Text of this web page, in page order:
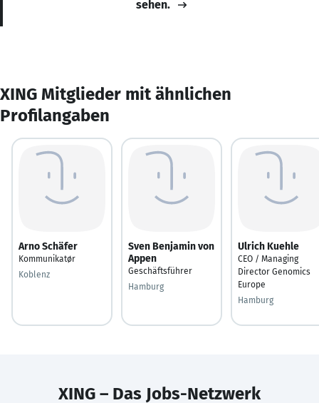
sehen.
XING Mitglieder mit ähnlichen
Profilangaben
Arno Schäfer
Kommunikatør
Koblenz
Sven Benjamin von
Appen
Geschäftsführer
Hamburg
Ulrich Kuehle
CEO / Managing
Director Genomics
Europe
Hamburg
XING – Das Jobs-Netzwerk